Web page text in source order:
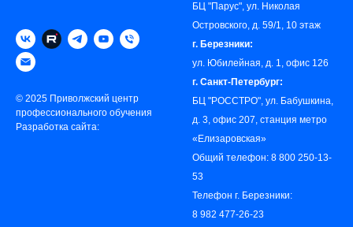
© 2025 Приволжский центр
профессионального обучения
Разработка сайта:
БЦ "Парус", ул. Николая
Островского, д. 59/1, 10 этаж
г. Березники:
ул. Юбилейная, д. 1, офис 126
г. Санкт-Петербург:
БЦ "РОССТРО", ул. Бабушкина,
д. 3, офис 207, станция метро
«‎Елизаровская»
Общий телефон: 8 800 250-13-
53
Телефон г. Березники:
8 982 477-26-23